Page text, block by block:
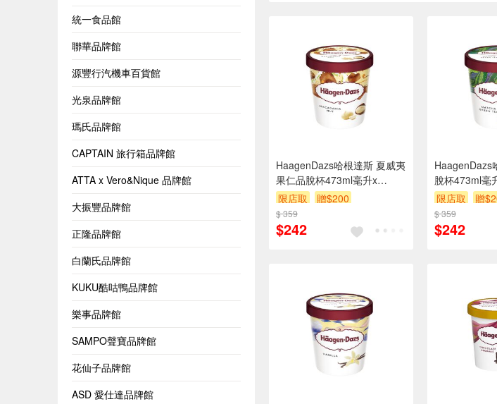
統一食品館
聯華品牌館
源豐行汽機車百貨館
光泉品牌館
瑪氏品牌館
CAPTAIN 旅行箱品牌館
ATTA x Vero&Nique 品牌館
大振豐品牌館
正隆品牌館
白蘭氏品牌館
KUKU酷咕鴨品牌館
樂事品牌館
SAMPO聲寶品牌館
花仙子品牌館
ASD 愛仕達品牌館
HaagenDazs哈根達斯 夏威夷
果仁品脫杯473ml毫升x
1Bucket桶
限店取 贈$200
$ 359
$242
HaagenDazs
脫杯473ml毫
限店取
贈
$ 359
$242